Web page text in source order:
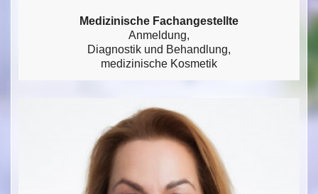
Medizinische Fachangestellte
Anmeldung,
Diagnostik und Behandlung,
medizinische Kosmetik